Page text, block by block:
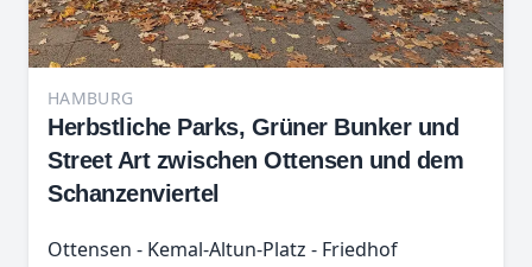
HAMBURG
Herbstliche Parks, Grüner Bunker und
Street Art zwischen Ottensen und dem
Schanzenviertel
Ottensen - Kemal-Altun-Platz - Friedhof